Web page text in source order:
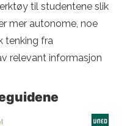
til studentene slik
mer autonome, noe
tenking fra
relevant informasjon